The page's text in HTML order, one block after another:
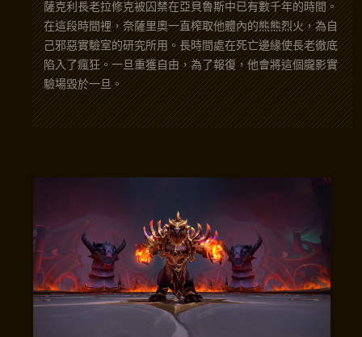
薩克利長老拉修克被囚禁在亞貝魯斯中已有數千年的時間。
在這段時間裡，奈薩里奧一直榨取他體內的熊熊烈火，為自
己邪惡實驗室的研究所用。長時間處在死亡邊緣使長老徹底
陷入了瘋狂。一旦重獲自由，為了報復，他會將這個朧影實
驗場毀於一旦。